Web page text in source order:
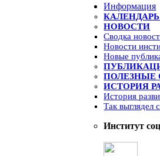
Информация
НОВОСТИ
Сводка
Новости
Новые
ПОЛЕЗНЫЕ
ИСТОРИЯ
История
Так выглядел
Институт